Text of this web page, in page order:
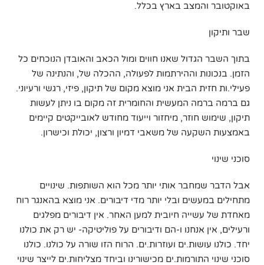
באוקטובר והמצב בארץ בכלל.
שבר ותיקון
בתוך השבר הגדול שאנו חווים ומול הכאב והאובדן הנוכחים כל
הזמן. בנכונות וההירתמות לפעולה, ההכלה של, והנתינה של
פעילי.ות חזית הבית אני מוצא מקום של תיקון, פיזי, רגשי ורעיוני.
גם ברמה ברמה המעשית והחומרית זה מקום בו ניתן לעשות
תיקון, שימוש חוזר, מיחזור וייעוד מחודש לאובייקטים קיימים
באמצעות השקעה של משאבי דמיון ורצון, יכולת וכישרון.
סוכני שינוי
אבל הדבר שמחבר אותי יותר מכל הוא השותפות. שינויים
מתחילים במעשים ובלי יותר מדי דיבורים. אני מוצא בהאנגר רוח
מאחדת של עשייה חיובית למען האחר. אין דיבורים מפלגים
ורעילים, אין אנחנו ו-הם ודיבורים על פוליטיקה- יש רק את כולנו
יחד. כולנו עושות.ים ועוזרות.ים. הרוח הזו שורה על כולנו. כולנו
סוכני שינוי התורמות.ים מכישורינו וביחד מצליחות.ים לייצר שינוי